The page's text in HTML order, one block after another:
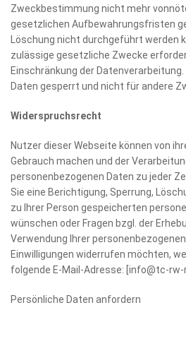
Zweckbestimmung nicht mehr
gesetzlichen Aufbewahrungsfristen
Löschung nicht durchgeführt werden
zulässige gesetzliche Zwecke
Einschränkung der
Daten gesperrt und nicht für andere
Widerspruchsrecht
Nutzer dieser Webseite können von
Gebrauch machen und der
personenbezogenen Daten zu jeder
Sie eine Berichtigung, Sperrung,
zu Ihrer Person gespeicherten
wünschen oder Fragen bzgl. der
Verwendung Ihrer
Einwilligungen widerrufen möchten,
folgende E-Mail-Adresse: [info@tc-
Persönliche Daten anfordern